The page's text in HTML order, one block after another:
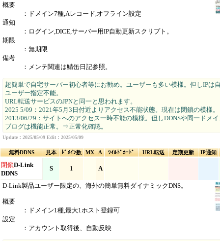
概要
：ドメイン7種,Aレコード,オフライン設定
通知
：ログイン,DICE,サーバー用IP自動更新スクリプト。
期限
：無期限
備考
：メンテ関連は鯖缶日記参照。
超簡単で自宅サーバー初心者等にお勧め。ユーザーも多い模様。但しIPは
ユーザー指定不能。
URL転送サービスのJPNと同一と思われます。
2025 5/09：2021年5月3日付近よりアクセス不能状態。現在は閉鎖の模様。
2013/06/29：サイトへのアクセス一時不能の模様。但しDDNSや同一ドメ
ブログは機能正常。⇒正常化確認。
Update：2025/05/09 Edit：2025/05/09
無料DDNS 見本 ﾄﾞﾒｲﾝ数 MX A ﾜｲﾙﾄﾞｶｰﾄﾞ URL転送 定期更新 IP通知
閉鎖D-Link
DDNS
S 1 A
D-Link製品ユーザー限定の、海外の簡単無料ダイナミックDNS。
概要
：ドメイン1種,最大1ホスト登録可
設定
：アカウント取得後、自動反映